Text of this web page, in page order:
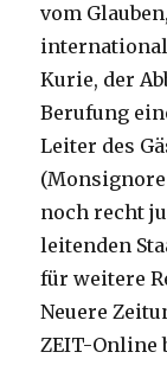
vom
Kurie, der
Berufung
Leiter des
(Monsignore
noch recht
leitenden
für weitere
Neuere
ZEIT-Online